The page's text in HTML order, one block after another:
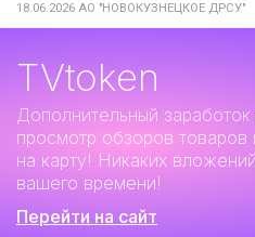
18.06.2026 АО "НОВОКУЗНЕЦКОЕ ДРСУ"
TVtoken
Дополнительный заработок
просмотр обзоров товаров
на карту! Никаких
вашего времени!
Перейти на сайт